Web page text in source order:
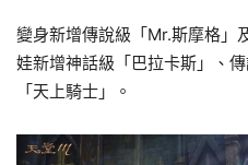
變身新增傳說級「Mr.斯摩格」
娃新增神話級「巴拉卡斯」、
「天上騎士」。